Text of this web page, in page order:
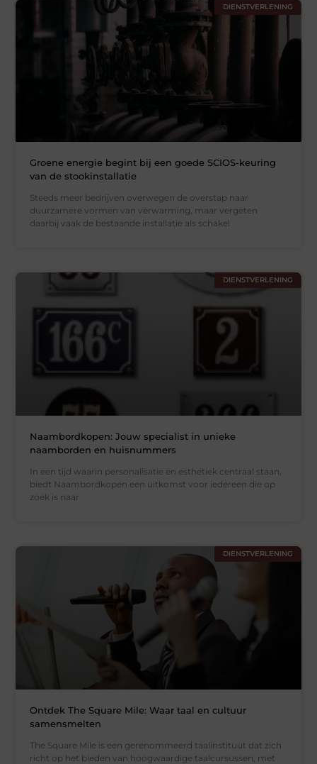
DIENSTVERLENING
Groene energie begint bij een goede SCIOS-keuring
van de stookinstallatie
Steeds meer bedrijven overwegen de overstap naar
duurzamere vormen van verwarming, maar vergeten
daarbij vaak de bestaande installatie als schakel
DIENSTVERLENING
Naambordkopen: Jouw specialist in unieke
naamborden en huisnummers
In een tijd waarin personalisatie en esthetiek centraal staan,
biedt Naambordkopen een uitkomst voor iedereen die op
zoek is naar
DIENSTVERLENING
Ontdek The Square Mile: Waar taal en cultuur
samensmelten
The Square Mile is een gerenommeerd taalinstituut dat zich
richt op het bieden van hoogwaardige taalcursussen, met